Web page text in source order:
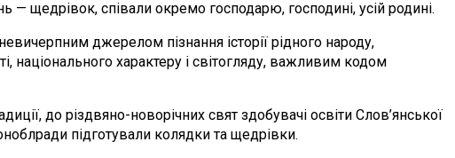
— щедрівок, співали окремо господарю, господині, усій родині.
джерелом пізнання історії рідного народу,
національного характеру і світогляду, важливим кодом
до різдвяно-новорічних свят здобувачі освіти Слов’янської
підготували колядки та щедрівки.